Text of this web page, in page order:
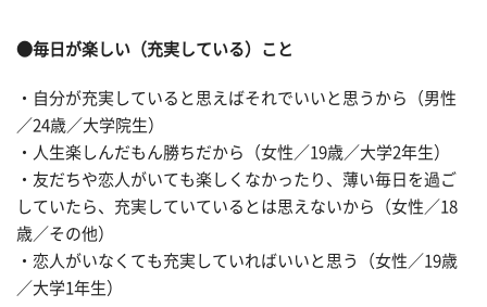
●毎日が楽しい（充実している）こと
・自分が充実していると思えばそれでいいと思うから（男性
／24歳／大学院生）
・人生楽しんだもん勝ちだから（女性／19歳／大学2年生）
・友だちや恋人がいても楽しくなかったり、薄い毎日を過ご
していたら、充実していているとは思えないから（女性／18
歳／その他）
・恋人がいなくても充実していればいいと思う（女性／19歳
／大学1年生）